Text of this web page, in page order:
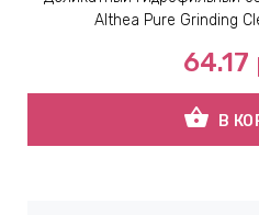
Althea Pure Grinding
64.17
shopping_basket В